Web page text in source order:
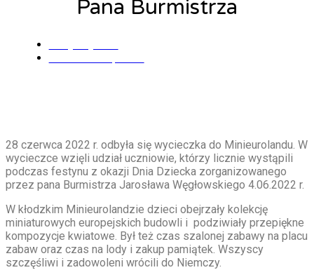
Pana Burmistrza
28 czerwca 2022 r. odbyła się wycieczka do Minieurolandu. W
wycieczce wzięli udział uczniowie, którzy licznie wystąpili
podczas festynu z okazji Dnia Dziecka zorganizowanego
przez pana Burmistrza Jarosława Węgłowskiego 4.06.2022 r.
W kłodzkim Minieurolandzie dzieci obejrzały kolekcję
miniaturowych europejskich budowli i podziwiały przepiękne
kompozycje kwiatowe. Był też czas szalonej zabawy na placu
zabaw oraz czas na lody i zakup pamiątek. Wszyscy
szczęśliwi i zadowoleni wrócili do Niemczy.